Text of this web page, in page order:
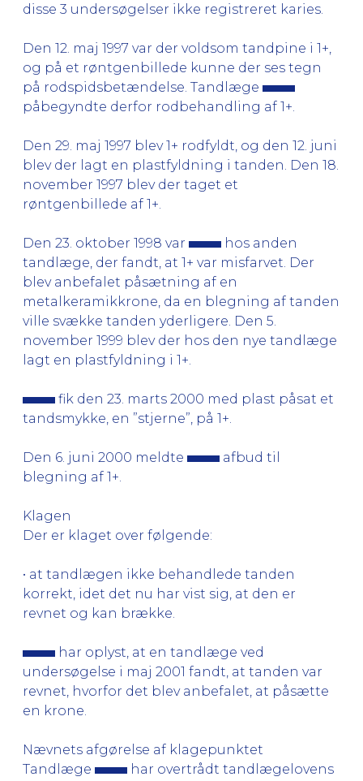
disse 3 undersøgelser ikke registreret karies.
Den 12. maj 1997 var der voldsom tandpine i 1+,
og på et røntgenbillede kunne der ses tegn
på rodspidsbetændelse. Tandlæge
påbegyndte derfor rodbehandling af 1+.
Den 29. maj 1997 blev 1+ rodfyldt, og den 12. juni
blev der lagt en plastfyldning i tanden. Den 18.
november 1997 blev der taget et
røntgenbillede af 1+.
Den 23. oktober 1998 var
hos anden
tandlæge, der fandt, at 1+ var misfarvet. Der
blev anbefalet påsætning af en
metalkeramikkrone, da en blegning af tanden
ville svække tanden yderligere. Den 5.
november 1999 blev der hos den nye tandlæge
lagt en plastfyldning i 1+.
fik den 23. marts 2000 med plast påsat et
tandsmykke, en ”stjerne”, på 1+.
Den 6. juni 2000 meldte
afbud til
blegning af 1+.
Klagen
Der er klaget over følgende:
• at tandlægen ikke behandlede tanden
korrekt, idet det nu har vist sig, at den er
revnet og kan brække.
har oplyst, at en tandlæge ved
undersøgelse i maj 2001 fandt, at tanden var
revnet, hvorfor det blev anbefalet, at påsætte
en krone.
Nævnets afgørelse af klagepunktet
Tandlæge
har overtrådt tandlægelovens